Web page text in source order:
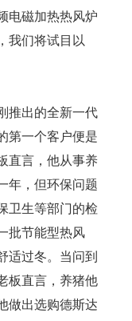
电磁加热热风炉
我们将试目以
出的全新一代
第一个客户便是
直言，他从事养
年，但环保问题
卫生等部门的检
批节能型热风
适过冬。当问到
板直言，养猪他
做出选购德斯达